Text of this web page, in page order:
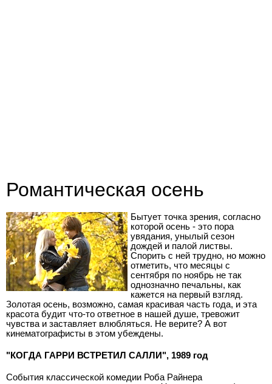
Романтическая осень
Бытует точка зрения, согласно
которой осень - это пора
увядания, унылый сезон
дождей и палой листвы.
Спорить с ней трудно, но можно
отметить, что месяцы с
сентября по ноябрь не так
однозначно печальны, как
кажется на первый взгляд.
Золотая осень, возможно, самая красивая часть года, и эта
красота будит что-то ответное в нашей душе, тревожит
чувства и заставляет влюбляться. Не верите? А вот
кинематографисты в этом убеждены.
"КОГДА ГАРРИ ВСТРЕТИЛ САЛЛИ", 1989 год
События классической комедии Роба Райнера